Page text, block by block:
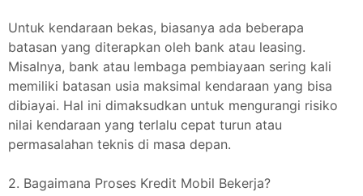
Untuk kendaraan bekas, biasanya ada beberapa
batasan yang diterapkan oleh bank atau leasing.
Misalnya, bank atau lembaga pembiayaan sering kali
memiliki batasan usia maksimal kendaraan yang bisa
dibiayai. Hal ini dimaksudkan untuk mengurangi risiko
nilai kendaraan yang terlalu cepat turun atau
permasalahan teknis di masa depan.
2. Bagaimana Proses Kredit Mobil Bekerja?